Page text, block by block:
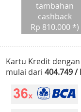
tambahan
cashback
Rp 810.000 *)
Kartu Kredit dengan
mulai dari 404.749 /